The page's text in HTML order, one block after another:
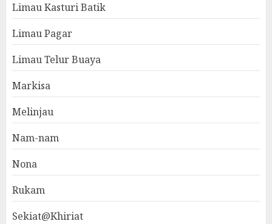
Limau Kasturi Batik
Limau Pagar
Limau Telur Buaya
Markisa
Melinjau
Nam-nam
Nona
Rukam
Sekiat@Khiriat